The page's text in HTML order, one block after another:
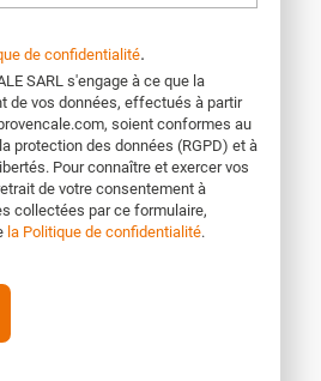
de confidentialité.
SARL s'engage à ce que la
de vos données, effectués à partir
soient conformes au
protection des données (RGPD) et à
Pour connaître et exercer vos
de votre consentement à
collectées par ce formulaire,
la Politique de confidentialité.